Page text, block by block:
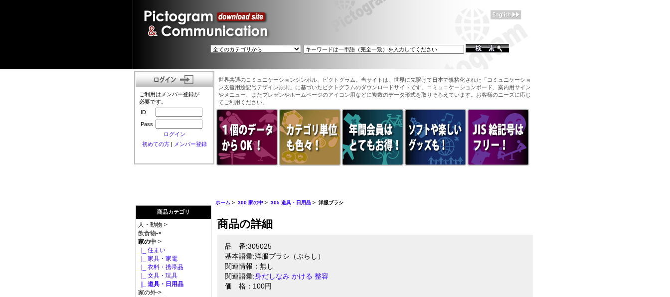
ご利用はメンバー登録が
必要です。
ID
Pass
ログイン
初めての方| メンバー登録
世界共通のコミュニケーションシンボル、ピクトグラム。当サイトは、世界に先駆けて日本で規格化された「コミュニケーショ
ン支援用絵記号デザイン原則」に基づいたピクトグラムのダウンロードサイトです。コミュニケーションボード、案内用サイン
やメニュー、またプレゼンやホームページのアイコン用などに複数のデータ形式を取りそろえています。お客様のニーズに応じ
てご利用ください。
商品カテゴリ
人・動物->
飲食物->
家の中->
|_ 住まい
|_ 家具・家電
|_ 衣料・携帯品
|_ 文具・玩具
|_ 道具・日用品
家の外->
ホーム >300 家の中 >305 道具・日用品 > 洋服ブラシ
商品の詳細
品 番:305025
基本語彙:洋服ブラシ（ぶらし）
関連情報：無し
関連語彙:身だしなみ かける 整容
価 格：100円